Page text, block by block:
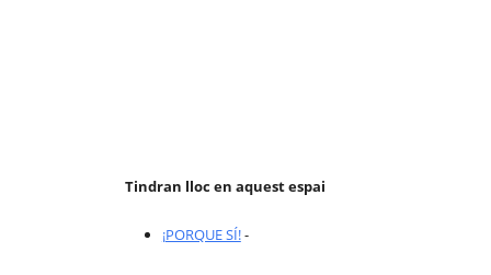
Tindran lloc en aquest espai
¡PORQUE SÍ!-